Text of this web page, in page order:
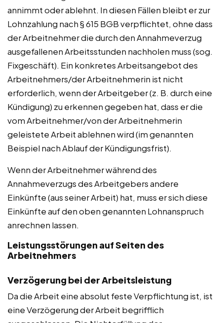
annimmt oder ablehnt. In diesen Fällen bleibt er zur
Lohnzahlung nach § 615 BGB verpflichtet, ohne dass
der Arbeitnehmer die durch den Annahmeverzug
ausgefallenen Arbeitsstunden nachholen muss (sog.
Fixgeschäft). Ein konkretes Arbeitsangebot des
Arbeitnehmers/der Arbeitnehmerin ist nicht
erforderlich, wenn der Arbeitgeber (z. B. durch eine
Kündigung) zu erkennen gegeben hat, dass er die
vom Arbeitnehmer/von der Arbeitnehmerin
geleistete Arbeit ablehnen wird (im genannten
Beispiel nach Ablauf der Kündigungsfrist).
Wenn der Arbeitnehmer während des
Annahmeverzugs des Arbeitgebers andere
Einkünfte (aus seiner Arbeit) hat, muss er sich diese
Einkünfte auf den oben genannten Lohnanspruch
anrechnen lassen.
Leistungsstörungen auf Seiten des
Arbeitnehmers
Verzögerung bei der Arbeitsleistung
Da die Arbeit eine absolut feste Verpflichtung ist, ist
eine Verzögerung der Arbeit begrifflich